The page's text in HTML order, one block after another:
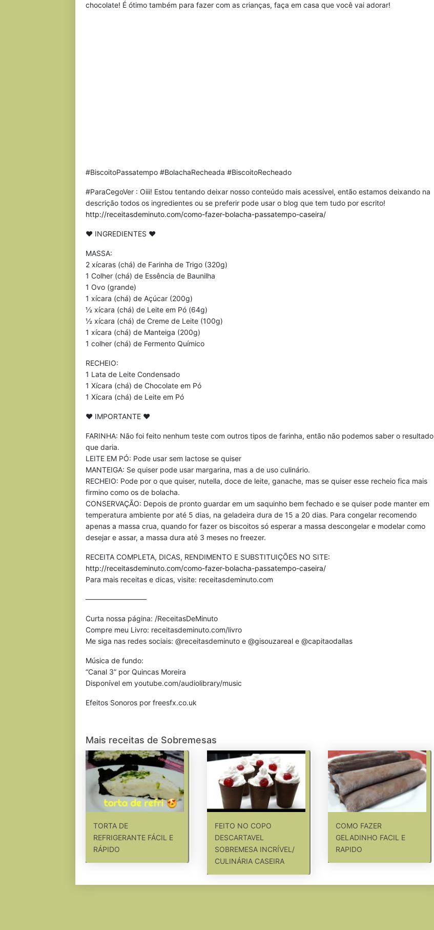
chocolate! É ótimo também para fazer com as crianças, faça em casa que você vai adorar!
#BiscoitoPassatempo #BolachaRecheada #BiscoitoRecheado
#ParaCegoVer : Oiii! Estou tentando deixar nosso conteúdo mais acessível, então estamos deixando na
descrição todos os ingredientes ou se preferir pode usar o blog que tem tudo por escrito!
http://receitasdeminuto.com/como-fazer-bolacha-passatempo-caseira/
♥ INGREDIENTES ♥
MASSA:
2 xícaras (chá) de Farinha de Trigo (320g)
1 Colher (chá) de Essência de Baunilha
1 Ovo (grande)
1 xícara (chá) de Açúcar (200g)
½ xícara (chá) de Leite em Pó (64g)
½ xícara (chá) de Creme de Leite (100g)
1 xícara (chá) de Manteiga (200g)
1 colher (chá) de Fermento Químico
RECHEIO:
1 Lata de Leite Condensado
1 Xícara (chá) de Chocolate em Pó
1 Xícara (chá) de Leite em Pó
♥ IMPORTANTE ♥
FARINHA: Não foi feito nenhum teste com outros tipos de farinha, então não podemos saber o resultado
que daria.
LEITE EM PÓ: Pode usar sem lactose se quiser
MANTEIGA: Se quiser pode usar margarina, mas a de uso culinário.
RECHEIO: Pode por o que quiser, nutella, doce de leite, ganache, mas se quiser esse recheio fica mais
firmino como os de bolacha.
CONSERVAÇÃO: Depois de pronto guardar em um saquinho bem fechado e se quiser pode manter em
temperatura ambiente por até 5 dias, na geladeira dura de 15 a 20 dias. Para congelar recomendo
apenas a massa crua, quando for fazer os biscoitos só esperar a massa descongelar e modelar como
desejar e assar, a massa dura até 3 meses no freezer.
RECEITA COMPLETA, DICAS, RENDIMENTO E SUBSTITUIÇÕES NO SITE:
http://receitasdeminuto.com/como-fazer-bolacha-passatempo-caseira/
Para mais receitas e dicas, visite: receitasdeminuto.com
————————–
Curta nossa página: /ReceitasDeMinuto
Compre meu Livro: receitasdeminuto.com/livro
Me siga nas redes sociais: @receitasdeminuto e @gisouzareal e @capitaodallas
Música de fundo:
“Canal 3” por Quincas Moreira
Disponível em youtube.com/audiolibrary/music
Efeitos Sonoros por freesfx.co.uk
Mais receitas de Sobremesas
TORTA DE
REFRIGERANTE FÁCIL E
RÁPIDO
FEITO NO COPO
DESCARTAVEL
SOBREMESA INCRÍVEL/
CULINÁRIA CASEIRA
COMO FAZER
GELADINHO FACIL E
RAPIDO